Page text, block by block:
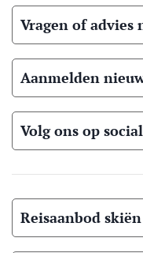
Vragen of advies
Aanmelden
Volg ons op
Reisaanbod skiën